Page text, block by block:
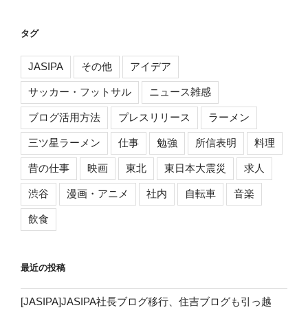
タグ
JASIPA その他 アイデア
サッカー・フットサル ニュース雑感
ブログ活用方法 プレスリリース ラーメン
三ツ星ラーメン 仕事 勉強 所信表明 料理
昔の仕事 映画 東北 東日本大震災 求人
渋谷 漫画・アニメ 社内 自転車 音楽
飲食
最近の投稿
[JASIPA]JASIPA社長ブログ移行、住吉ブログも引っ越